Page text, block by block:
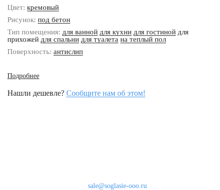
Цвет: кремовый
Рисунок: под бетон
Тип помещения: для ванной для кухни для гостиной для
прихожей для спальни для туалета на теплый пол
Поверхность: антислип
Подробнее
Нашли дешевле? Сообщите нам об этом!
sale@soglasie-ooo.ru